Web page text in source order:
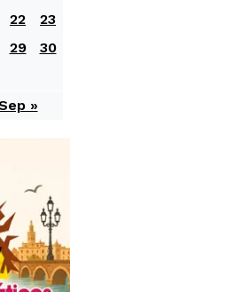
22
23
29
30
»